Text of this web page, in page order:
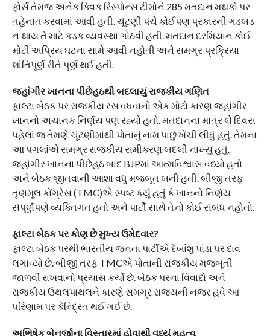
ફોર્સ તેમજ અનેક ક્વિક રિસ્પોન્સ ટીમોને 285 મતદાન મથકો પર
તહેનાત કરવામાં આવી હતી. ચૂંટણી પંચે કોઈપણ પ્રકારની ગડબડ
ન થાય તે માટે કડક વ્યવસ્થા ગોઠવી હતી. મતદાન દરમિયાન કોઈ
મોટી અપ્રિય ઘટના સામે આવી નહોતી અને સમગ્ર પ્રક્રિયા
શાંતિપૂર્ણ રીતે પૂર્ણ થઈ હતી.
જહાંગીર ખાનના પીછેહઠથી બદલાયું રાજકીય ગણિત
ફાલ્ટા બેઠક પર રાજકીય રસ વધવાનો એક મોટો કારણ જહાંગીર
ખાનનો અચાનક નિર્ણય પણ રહ્યો હતો. મતદાનના માત્ર બે દિવસ
પહેલાં જ તેમણે ચૂંટણીમાંથી પોતાનું નામ પાછું ખેંચી લીધું હતું. તેમના
આ પગલાંએ સમગ્ર રાજકીય સમીકરણ બદલી નાખ્યું હતું.
જહાંગીર ખાનના પીછેહઠ બાદ BJPમાં આત્મવિશ્વાસ વધ્યો હતો
અને બેઠક જીતવાની આશા વધુ મજબૂત બની હતી. બીજી તરફ
તૃણમૂલ કોંગ્રેસ (TMC)એ સ્પષ્ટ કર્યું હતું કે ખાનનો નિર્ણય
સંપૂર્ણપણે વ્યક્તિગત હતો અને પાર્ટી સાથે તેનો કોઈ સંબંધ નહોતો.
ફાલ્ટા બેઠક પર કોણ છે મુખ્ય ઉમેદવાર?
ફાલ્ટા બેઠક પરથી ભારતીય જનતા પાર્ટીએ દેબાંશુ પાંડા પર દાવ
લગાવ્યો છે. બીજી તરફ TMCએ પોતાની રાજકીય મજબૂતી
જાળવી રાખવાનો પ્રયાસ કર્યો છે. બેઠક પરના વિવાદો અને
રાજકીય ઉથલપાથલને કારણે સમગ્ર રાજ્યની નજર હવે આ
પરિણામ પર કેન્દ્રિત થઈ ગઈ છે.
અભિષેક બેનર્જીના વિસ્તારમાં હોવાથી વધ્યું મહત્વ